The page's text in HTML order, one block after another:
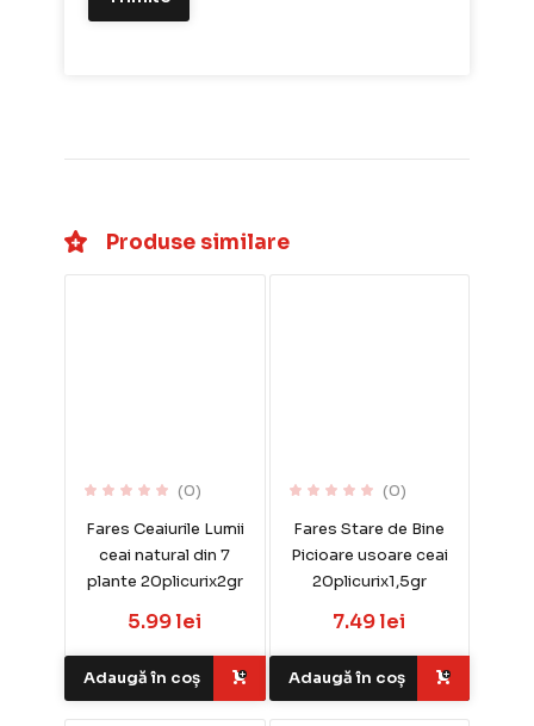
Produse similare
(0)
Fares Ceaiurile Lumii
ceai natural din 7
plante 20plicurix2gr
5.99 lei
Adaugă în coș
(0)
Fares Stare de Bine
Picioare usoare ceai
20plicurix1,5gr
7.49 lei
Adaugă în coș